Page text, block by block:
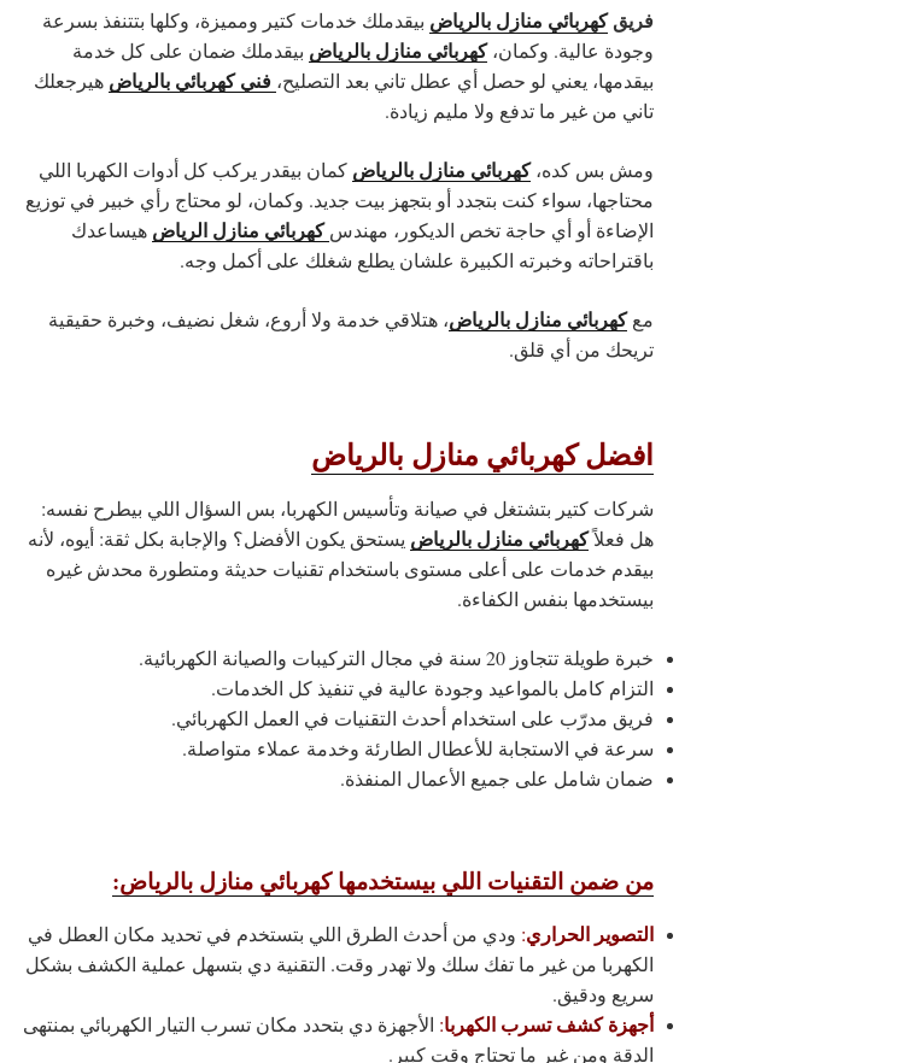
فريقكهربائي منازل بالرياض بيقدملك خدمات كتير ومميزة، وكلها بتتنفذ بسرعة
وجودة عالية. وكمان،كهربائي منازل بالرياض بيقدملك ضمان على كل خدمة
بيقدمها، يعني لو حصل أي عطل تاني بعد التصليح، فني كهربائي بالرياض هيرجعلك
تاني من غير ما تدفع ولا مليم زيادة.
ومش بس كده،كهربائي منازل بالرياض كمان بيقدر يركب كل أدوات الكهربا اللي
محتاجها، سواء كنت بتجدد أو بتجهز بيت جديد. وكمان، لو محتاج رأي خبير في توزيع
الإضاءة أو أي حاجة تخص الديكور، مهندسكهربائي منازل الرياض هيساعدك
باقتراحاته وخبرته الكبيرة علشان يطلع شغلك على أكمل وجه.
معكهربائي منازل بالرياض، هتلاقي خدمة ولا أروع، شغل نضيف، وخبرة حقيقية
تريحك من أي قلق.
افضل كهربائي منازل بالرياض
شركات كتير بتشتغل في صيانة وتأسيس الكهربا، بس السؤال اللي بيطرح نفسه:
هل فعلاًكهربائي منازل بالرياض يستحق يكون الأفضل؟ والإجابة بكل ثقة: أيوه، لأنه
بيقدم خدمات على أعلى مستوى باستخدام تقنيات حديثة ومتطورة محدش غيره
بيستخدمها بنفس الكفاءة.
خبرة طويلة تتجاوز 20 سنة في مجال التركيبات والصيانة الكهربائية.
التزام كامل بالمواعيد وجودة عالية في تنفيذ كل الخدمات.
فريق مدرّب على استخدام أحدث التقنيات في العمل الكهربائي.
سرعة في الاستجابة للأعطال الطارئة وخدمة عملاء متواصلة.
ضمان شامل على جميع الأعمال المنفذة.
من ضمن التقنيات اللي بيستخدمها كهربائي منازل بالرياض:
التصوير الحراري: ودي من أحدث الطرق اللي بتستخدم في تحديد مكان العطل في
الكهربا من غير ما تفك سلك ولا تهدر وقت. التقنية دي بتسهل عملية الكشف بشكل
سريع ودقيق.
أجهزة كشف تسرب الكهربا: الأجهزة دي بتحدد مكان تسرب التيار الكهربائي بمنتهى
الدقة ومن غير ما تحتاج وقت كبير.